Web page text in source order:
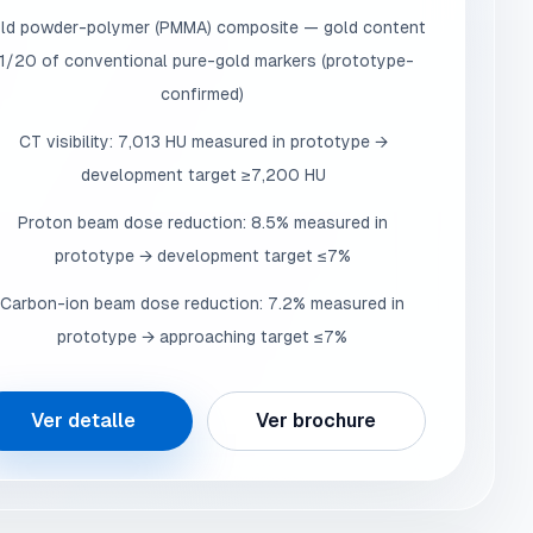
powder-polymer (PMMA) composite — gold content
20 of conventional pure-gold markers (prototype-
confirmed)
CT visibility: 7,013 HU measured in prototype →
development target ≥7,200 HU
Proton beam dose reduction: 8.5% measured in
prototype → development target ≤7%
Carbon-ion beam dose reduction: 7.2% measured in
prototype → approaching target ≤7%
Ver detalle Ver brochure